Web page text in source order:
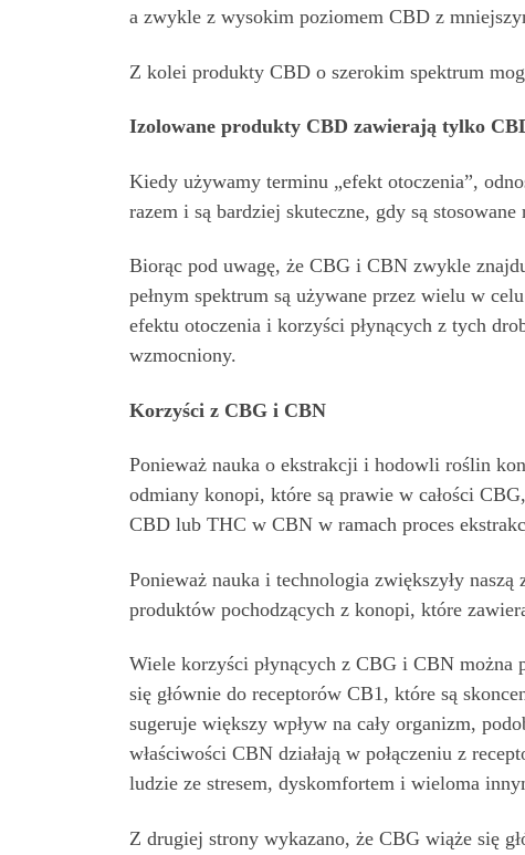
a zwykle z wysokim poziomem CBD z
Z kolei produkty CBD o szerokim spektrum
Izolowane produkty CBD zawierają tylko
Kiedy używamy terminu „efekt otoczenia”,
razem i są bardziej skuteczne, gdy są
Biorąc pod uwagę, że CBG i CBN zwykle
pełnym spektrum są używane przez wielu w
efektu otoczenia i korzyści płynących z tych
wzmocniony.
Korzyści z CBG i CBN
Ponieważ nauka o ekstrakcji i hodowli roślin
odmiany konopi, które są prawie w całości
CBD lub THC w CBN w ramach proces
Ponieważ nauka i technologia zwiększyły
produktów pochodzących z konopi, które
Wiele korzyści płynących z CBG i CBN można
się głównie do receptorów CB1, które są
sugeruje większy wpływ na cały organizm,
właściwości CBN działają w połączeniu z
ludzie ze stresem, dyskomfortem i wieloma
Z drugiej strony wykazano, że CBG wiąże się